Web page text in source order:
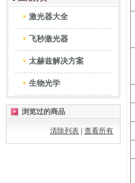
激光器大全
飞秒激光器
太赫兹解决方案
生物光学
浏览过的商品
清除列表 查看所有